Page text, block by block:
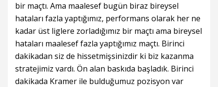
bir maçtı. Ama maalesef bugün biraz bireysel
hataları fazla yaptığımız, performans olarak her ne
kadar üst liglere zorladığımız bir maçtı ama bireysel
hataları maalesef fazla yaptığımız maçtı. Birinci
dakikadan siz de hissetmişsinizdir ki biz kazanma
stratejimiz vardı. Ön alan baskıda başladık. Birinci
dakikada Kramer ile bulduğumuz pozisyon var